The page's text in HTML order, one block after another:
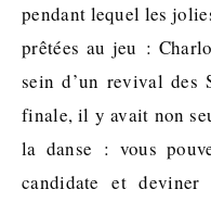
pendant lequel les
prêtées au jeu :
sein d’un revival des
finale, il y avait non
la danse : vous
candidate et deviner